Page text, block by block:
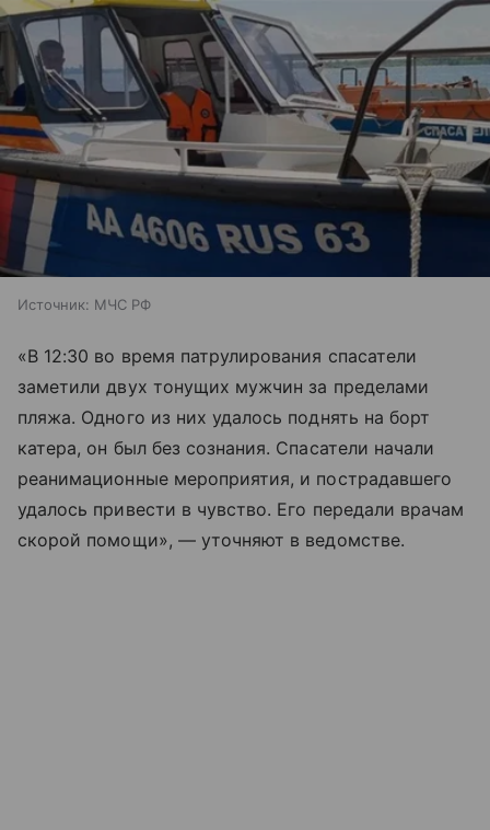
Источник: МЧС РФ
«В 12:30 во время патрулирования спасатели
заметили двух тонущих мужчин за пределами
пляжа. Одного из них удалось поднять на борт
катера, он был без сознания. Спасатели начали
реанимационные мероприятия, и пострадавшего
удалось привести в чувство. Его передали врачам
скорой помощи», — уточняют в ведомстве.